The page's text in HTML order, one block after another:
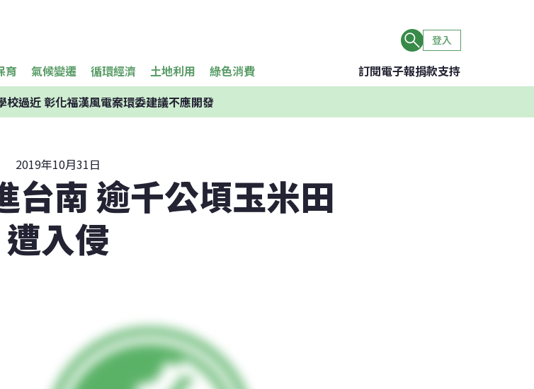
登入
育 氣候變遷 循環經濟 土地利用 綠色消費 訂閱電子報捐款支持
校過近 彰化福漢風電案環委建議不應開發
2019年10月31日
台南 逾千公頃玉米田
遭入侵